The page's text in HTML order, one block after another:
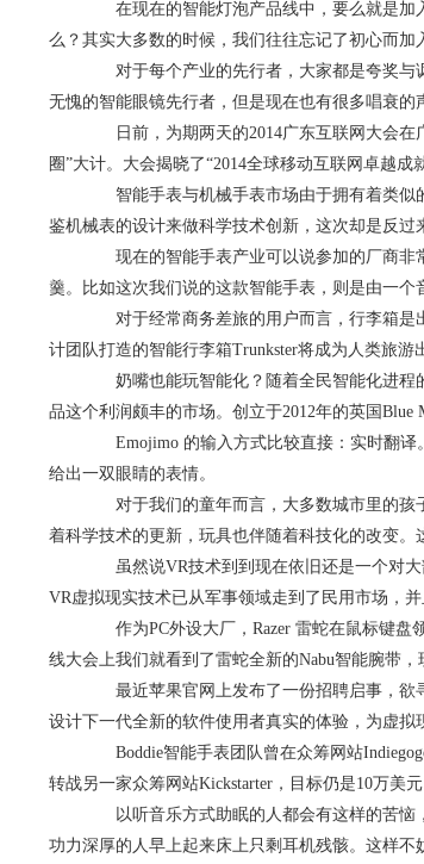
在现在的智能灯泡产品线中，要么就是加
么？其实大多数的时候，我们往往忘记了初心而
对于每个产业的先行者，大家都是夸奖与
无愧的智能眼镜先行者，但是现在也有很多唱衰
日前，为期两天的2014广东互联网大会在
圈”大计。大会揭晓了“2014全球移动互联网卓越
智能手表与机械手表市场由于拥有着类似
鉴机械表的设计来做科学技术创新，这次却是反过
现在的智能手表产业可以说参加的厂商非
羹。比如这次我们说的这款智能手表，则是由一个
对于经常商务差旅的用户而言，行李箱是
计团队打造的智能行李箱Trunkster将成为人类旅游
奶嘴也能玩智能化？随着全民智能化进程
品这个利润颇丰的市场。创立于2012年的英国
Emojimo 的输入方式比较直接：实时翻译
给出一双眼睛的表情。
对于我们的童年而言，大多数城市里的孩子
着科学技术的更新，玩具也伴随着科技化的改变
虽然说VR技术到到现在依旧还是一个对大
VR虚拟现实技术已从军事领域走到了民用市场，
作为PC外设大厂，Razer 雷蛇在鼠标键盘
线大会上我们就看到了雷蛇全新的Nabu智能腕带
最近苹果官网上发布了一份招聘启事，欲
设计下一代全新的软件使用者真实的体验，为虚
Boddie智能手表团队曾在众筹网站
转战另一家众筹网站Kickstarter，目标仍是10万美
以听音乐方式助眠的人都会有这样的苦恼
功力深厚的人早上起来床上只剩耳机残骸。这样